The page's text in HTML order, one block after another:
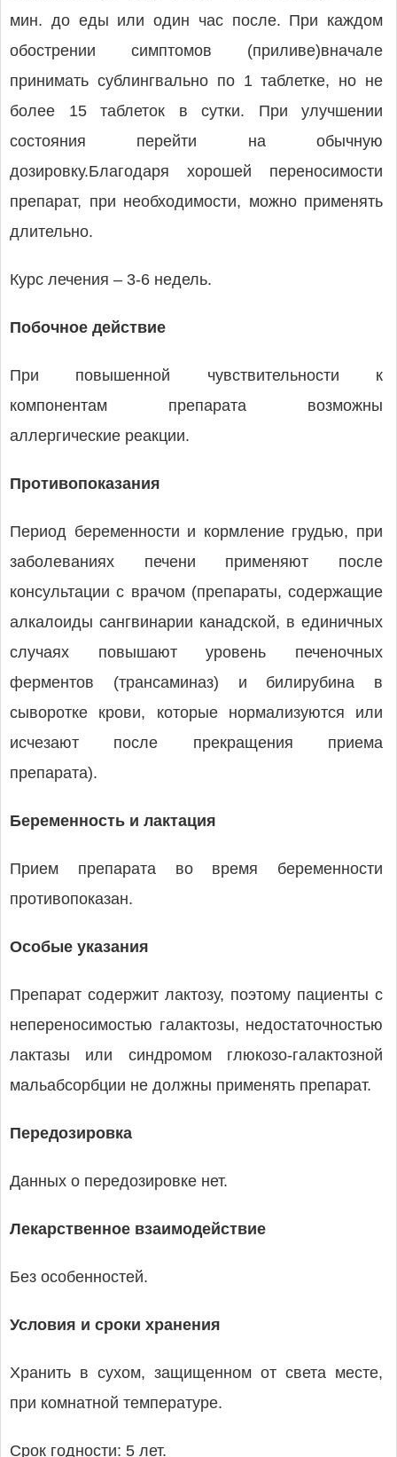
мин. до еды или один час после. При каждом
обострении симптомов (приливе)вначале
принимать сублингвально по 1 таблетке, но не
более 15 таблеток в сутки. При улучшении
состояния перейти на обычную
дозировку.Благодаря хорошей переносимости
препарат, при необходимости, можно применять
длительно.
Курс лечения – 3-6 недель.
Побочное действие
При повышенной чувствительности к
компонентам препарата возможны
аллергические реакции.
Противопоказания
Период беременности и кормление грудью, при
заболеваниях печени применяют после
консультации с врачом (препараты, содержащие
алкалоиды сангвинарии канадской, в единичных
случаях повышают уровень печеночных
ферментов (трансаминаз) и билирубина в
сыворотке крови, которые нормализуются или
исчезают после прекращения приема
препарата).
Беременность и лактация
Прием препарата во время беременности
противопоказан.
Особые указания
Препарат содержит лактозу, поэтому пациенты с
непереносимостью галактозы, недостаточностью
лактазы или синдромом глюкозо-галактозной
мальабсорбции не должны применять препарат.
Передозировка
Данных о передозировке нет.
Лекарственное взаимодействие
Без особенностей.
Условия и сроки хранения
Хранить в сухом, защищенном от света месте,
при комнатной температуре.
Срок годности: 5 лет.